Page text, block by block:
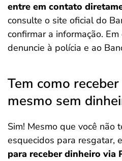
entre em contato
consulte o site oficial do
confirmar a informação.
denuncie à polícia e ao
Tem como
mesmo sem
Sim! Mesmo que você não
esquecidos para resgatar,
para receber dinheiro via